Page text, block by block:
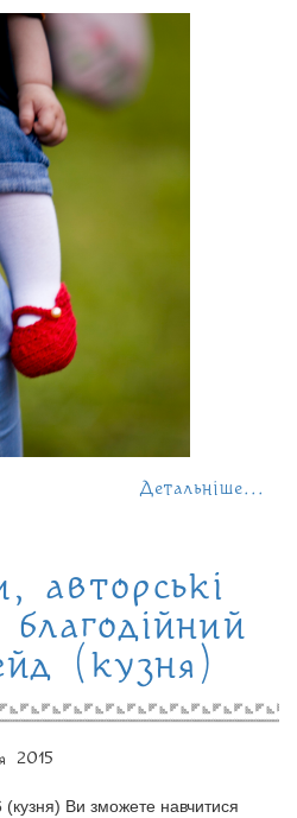
Детальніше...
авторські
(кузня)
2015
Ви зможете навчитися